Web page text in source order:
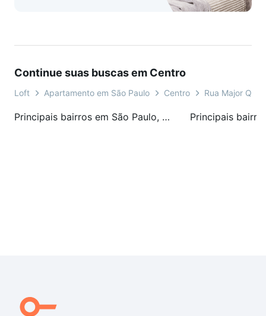
Continue suas buscas em Centro
Loft Apartamento em São Paulo Centro Rua Major
Principais bairros em São Paulo, SP